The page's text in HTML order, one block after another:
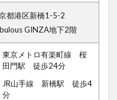
都港区新橋1-5-2
GINZA地下2階
東京メトロ有楽町線 桜
田門駅 徒歩24分
JR山手線 新橋駅 徒歩4
分